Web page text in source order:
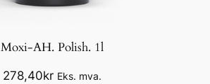
Moxi-AH. Polish. 1l
278,40kr Eks. mva.